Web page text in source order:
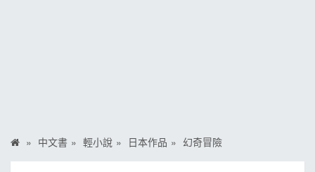
中文書 輕小說 日本作品 幻奇冒險